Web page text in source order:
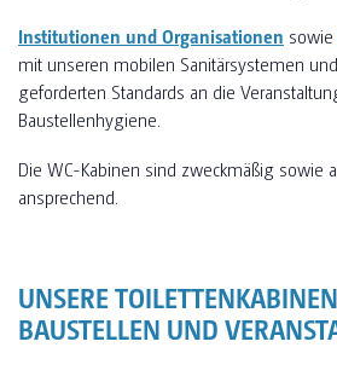
Institutionen und Organisationen sowie
mit unseren mobilen Sanitärsystemen
geforderten Standards an die
Baustellenhygiene.
Die WC-Kabinen sind zweckmäßig sowie
ansprechend.
UNSERE
BAUSTELLEN UND